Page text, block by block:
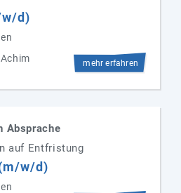
d)
mehr erfahren
Absprache
auf Entfristung
w/d)